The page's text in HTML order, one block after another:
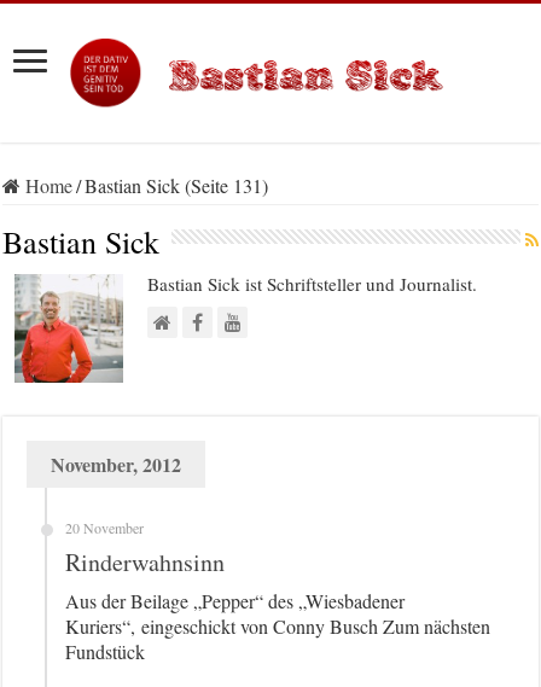
Home/Bastian Sick (Seite 131)
Bastian Sick
Bastian Sick ist Schriftsteller und Journalist.
November, 2012
20 November
Rinderwahnsinn
Aus der Beilage „Pepper“ des „Wiesbadener
Kuriers“, eingeschickt von Conny Busch Zum nächsten
Fundstück